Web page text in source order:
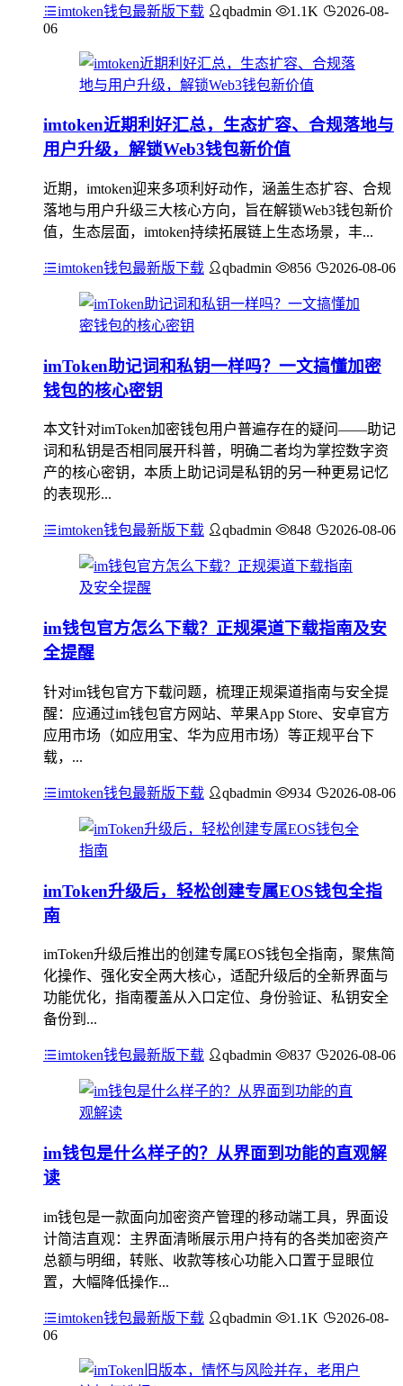
imtoken钱包最新版下载 qbadmin 1.1K
2026-08-
06
imtoken近期利好汇总，生态扩容、合规落地与
用户升级，解锁Web3钱包新价值
近期，imtoken迎来多项利好动作，涵盖生态扩容、合规
落地与用户升级三大核心方向，旨在解锁Web3钱包新价
值，生态层面，imtoken持续拓展链上生态场景，丰...
imtoken钱包最新版下载 qbadmin 856 2026-08-06
imToken助记词和私钥一样吗？一文搞懂加密
钱包的核心密钥
本文针对imToken加密钱包用户普遍存在的疑问——助记
词和私钥是否相同展开科普，明确二者均为掌控数字资
产的核心密钥，本质上助记词是私钥的另一种更易记忆
的表现形...
imtoken钱包最新版下载 qbadmin 848 2026-08-06
im钱包官方怎么下载？正规渠道下载指南及安
全提醒
针对im钱包官方下载问题，梳理正规渠道指南与安全提
醒：应通过im钱包官方网站、苹果App Store、安卓官方
应用市场（如应用宝、华为应用市场）等正规平台下
载，...
imtoken钱包最新版下载 qbadmin 934 2026-08-06
imToken升级后，轻松创建专属EOS钱包全指
南
imToken升级后推出的创建专属EOS钱包全指南，聚焦简
化操作、强化安全两大核心，适配升级后的全新界面与
功能优化，指南覆盖从入口定位、身份验证、私钥安全
备份到...
imtoken钱包最新版下载 qbadmin 837 2026-08-06
im钱包是什么样子的？从界面到功能的直观解
读
im钱包是一款面向加密资产管理的移动端工具，界面设
计简洁直观：主界面清晰展示用户持有的各类加密资产
总额与明细，转账、收款等核心功能入口置于显眼位
置，大幅降低操作...
imtoken钱包最新版下载 qbadmin 1.1K
2026-08-
06